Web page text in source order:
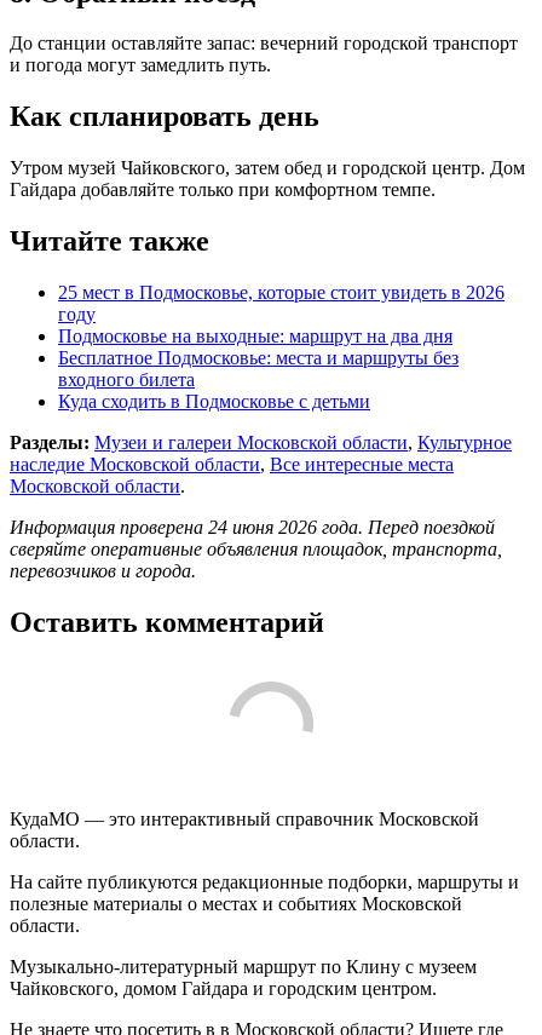
До станции оставляйте запас: вечерний городской транспорт
и погода могут замедлить путь.
Как спланировать день
Утром музей Чайковского, затем обед и городской центр. Дом
Гайдара добавляйте только при комфортном темпе.
Читайте также
25 мест в Подмосковье, которые стоит увидеть в 2026
году
Подмосковье на выходные: маршрут на два дня
Бесплатное Подмосковье: места и маршруты без
входного билета
Куда сходить в Подмосковье с детьми
Разделы: Музеи и галереи Московской области, Культурное
наследие Московской области, Все интересные места
Московской области.
Информация проверена 24 июня 2026 года. Перед поездкой
сверяйте оперативные объявления площадок, транспорта,
перевозчиков и города.
Оставить комментарий
КудаМО — это интерактивный справочник Московской
области.
На сайте публикуются редакционные подборки, маршруты и
полезные материалы о местах и событиях Московской
области.
Музыкально-литературный маршрут по Клину с музеем
Чайковского, домом Гайдара и городским центром.
Не знаете что посетить в в Московской области? Ищете где